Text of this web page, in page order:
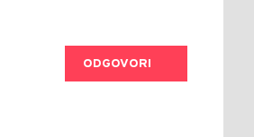
ODGOVORI